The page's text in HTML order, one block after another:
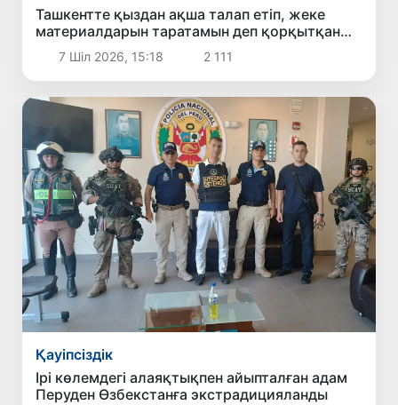
Ташкентте қыздан ақша талап етіп, жеке
материалдарын таратамын деп қорқытқан
жігіт ұсталды
7 Шіл 2026, 15:18 2 111
Қауіпсіздік
Ірі көлемдегі алаяқтықпен айыпталған адам
Перуден Өзбекстанға экстрадицияланды